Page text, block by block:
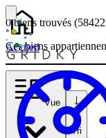
Accueil
0 biens trouvés (58422
Ces biens
Vue
Tri